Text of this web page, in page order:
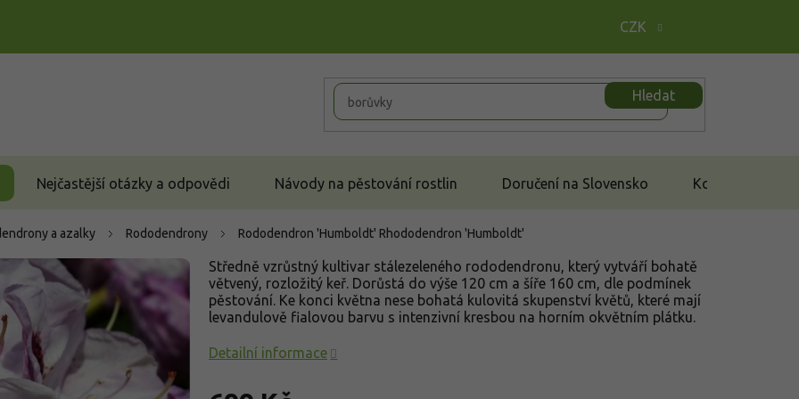
CZK
Hledat
Nejčastější otázky a odpovědi Návody na pěstování rostlin Doručení na Slovensko Kontakt
a azalky Rododendrony Rododendron 'Humboldt' Rhododendron 'Humboldt'
Středně vzrůstný kultivar stálezeleného rododendronu, který vytváří bohatě
větvený, rozložitý keř. Dorůstá do výše 120 cm a šíře 160 cm, dle podmínek
pěstování. Ke konci května nese bohatá kulovitá skupenství květů, které mají
levandulově fialovou barvu s intenzivní kresbou na horním okvětním plátku.
Detailní informace